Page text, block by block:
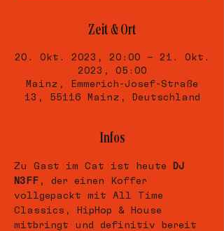
Zeit & Ort
20. Okt. 2023, 20:00 – 21. Okt.
2023, 05:00
Mainz, Emmerich-Josef-Straße
13, 55116 Mainz, Deutschland
Infos
Zu Gast im Cat ist heute
DJ
N3FF , der einen Koffer
vollgepackt mit All Time
Classics, HipHop & House
mitbringt und definitiv bereit